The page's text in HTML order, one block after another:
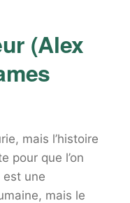
(Alex
mais l’histoire
pour que l’on
est une
mais le